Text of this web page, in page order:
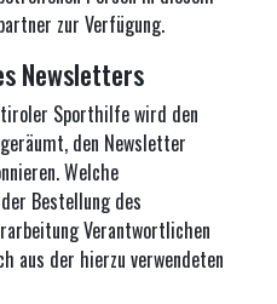
zur Verfügung.
Newsletters
Sporthilfe wird den
den Newsletter
Welche
Bestellung des
Verantwortlichen
aus der hierzu verwendeten